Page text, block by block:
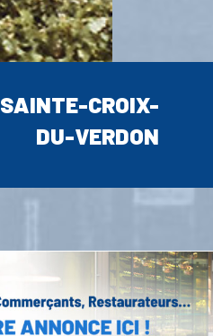
SAINTE-CROIX-
DU-VERDON